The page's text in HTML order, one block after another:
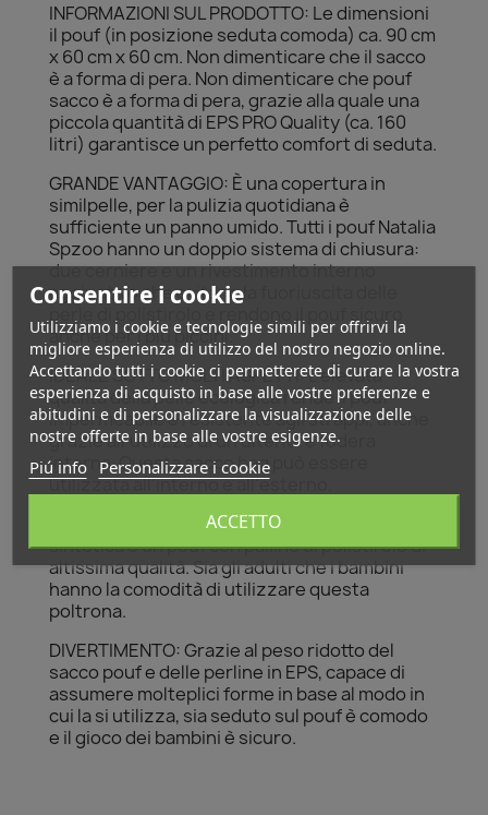
INFORMAZIONI SUL PRODOTTO: Le dimensioni
il pouf (in posizione seduta comoda) ca. 90 cm
x 60 cm x 60 cm. Non dimenticare che il sacco
è a forma di pera. Non dimenticare che pouf
sacco è a forma di pera, grazie alla quale una
piccola quantità di EPS PRO Quality (ca. 160
litri) garantisce un perfetto comfort di seduta.
GRANDE VANTAGGIO: È una copertura in
similpelle, per la pulizia quotidiana è
sufficiente un panno umido. Tutti i pouf Natalia
Spzoo hanno un doppio sistema di chiusura:
due cerniere e un rivestimento interno
aggiuntivo che evitano la fuoriuscita delle
anche per i più piccini.
IDEALE SOTTO MOLTI ASPETTI: L'elevata
qualità della pelle ecologica rende il pouf
impermeabile e resistente agli strappi, anche
grazie all'utilizzo di un'ulteriore fodera
interna.Questa sacco bag può essere
utilizzata all'interno e all'esterno.
CONFORTEVOLE: il puff Medium Point in pelle
sintetica è un pouf con palline di polistirolo di
altissima qualità. Sia gli adulti che i bambini
hanno la comodità di utilizzare questa
poltrona.
DIVERTIMENTO: Grazie al peso ridotto del
sacco pouf e delle perline in EPS, capace di
assumere molteplici forme in base al modo in
cui la si utilizza, sia seduto sul pouf è comodo
e il gioco dei bambini è sicuro.
Consentire i cookie
Utilizziamo i cookie e tecnologie simili per offrirvi la
migliore esperienza di utilizzo del nostro negozio online.
Accettando tutti i cookie ci permetterete di curare la vostra
esperienza di acquisto in base alle vostre preferenze e
abitudini e di personalizzare la visualizzazione delle
nostre offerte in base alle vostre esigenze.
Piú info Personalizzare i cookie
ACCETTO